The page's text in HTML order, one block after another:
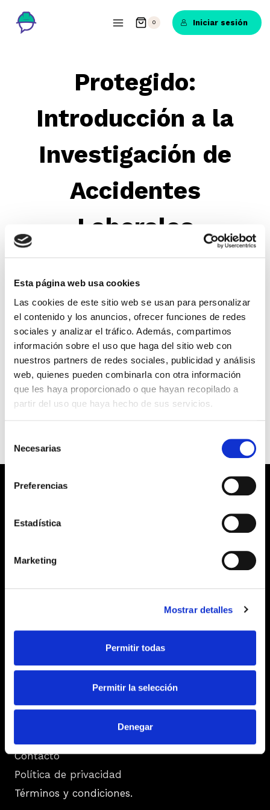
Esta página web usa cookies
Las cookies de este sitio web se usan para personalizar
el contenido y los anuncios, ofrecer funciones de redes
sociales y analizar el tráfico. Además, compartimos
información sobre el uso que haga del sitio web con
nuestros partners de redes sociales, publicidad y análisis
web, quienes pueden combinarla con otra información
que les haya proporcionado o que hayan recopilado a
partir del uso que haya hecho de sus servicios.
consentimiento
Necesarias
Preferencias
Estadística
Marketing
Mostrar detalles
Permitir todas
Permitir la selección
Denegar
0 Iniciar sesión
Protegido:
Introducción a la
Investigación de
Accidentes
Laborales
Este contenido está protegido por contraseña.
Para verlo introduce la contraseña.
Contraseña:
Hablemos De Prevención
Aquí encontrarás la formación que necesitas
Empresa
Contacto
Política de privacidad
Términos y condiciones.